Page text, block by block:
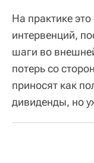
На практике
интервенций,
шаги во
потерь со
приносят как
дивиденды, но